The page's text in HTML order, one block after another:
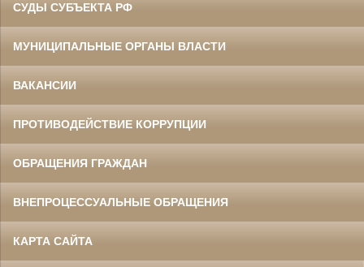
СУДЫ СУБЪЕКТА РФ
МУНИЦИПАЛЬНЫЕ ОРГАНЫ ВЛАСТИ
ВАКАНСИИ
ПРОТИВОДЕЙСТВИЕ КОРРУПЦИИ
ОБРАЩЕНИЯ ГРАЖДАН
ВНЕПРОЦЕССУАЛЬНЫЕ ОБРАЩЕНИЯ
КАРТА САЙТА